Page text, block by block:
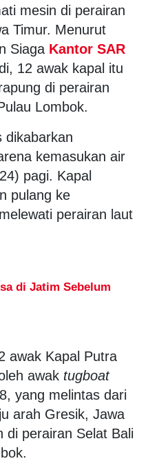
mesin di perairan
Timur. Menurut
Siaga Kantor SAR
12 awak kapal itu
di perairan
Lombok.
dikabarkan
kemasukan air
pagi. Kapal
pulang ke
perairan laut
di Jatim Sebelum
awak Kapal Putra
awak tugboat
yang melintas dari
arah Gresik, Jawa
di perairan Selat Bali